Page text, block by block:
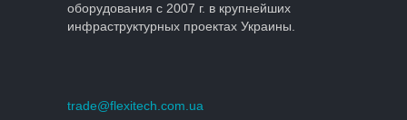
оборудования с 2007 г. в крупнейших
инфраструктурных проектах Украины.
trade@flexitech.com.ua